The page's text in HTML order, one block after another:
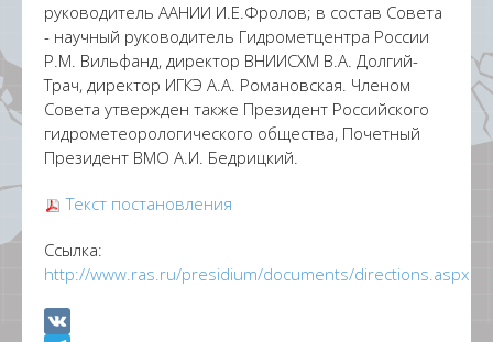
руководитель ААНИИ И.Е.Фролов; в состав Совета
- научный руководитель Гидрометцентра России
Р.М. Вильфанд, директор ВНИИСХМ В.А. Долгий-
Трач, директор ИГКЭ А.А. Романовская. Членом
Совета утвержден также Президент Российского
гидрометеорологического общества, Почетный
Президент ВМО А.И. Бедрицкий.
Текст постановления
Ссылка:
http://www.ras.ru/presidium/documents/directions.aspx